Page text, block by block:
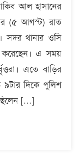
হাসিনার
সংবাদ
সম্মেলনের
পর
সাকিব
হাসানের
বাড়িতে
আগুন,
পেট্রলবোমা
আল হাসানের
(৫ আগস্ট) রাত
সদর থানার ওসি
করেছেন। এ সময়
এতে বাড়ির
৯টার দিকে পুলিশ
[…]